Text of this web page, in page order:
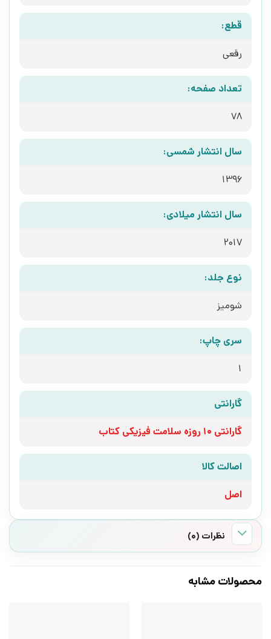
قطع:
رقعی
تعداد صفحه:
78
سال انتشار شمسی:
1396
سال انتشار میلادی:
2017
نوع جلد:
شومیز
سری چاپ:
1
گارانتی
گارانتی 10 روزه سلامت فیزیکی کتاب
اصالت کالا
اصل
نظرات (0)
محصولات مشابه